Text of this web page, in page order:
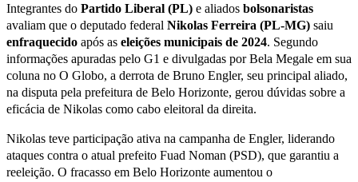
Integrantes do Partido Liberal (PL) e aliados bolsonaristas
avaliam que o deputado federal Nikolas Ferreira (PL-MG) saiu
enfraquecido após as eleições municipais de 2024. Segundo
informações apuradas pelo G1 e divulgadas por Bela Megale em sua
coluna no O Globo, a derrota de Bruno Engler, seu principal aliado,
na disputa pela prefeitura de Belo Horizonte, gerou dúvidas sobre a
eficácia de Nikolas como cabo eleitoral da direita.
Nikolas teve participação ativa na campanha de Engler, liderando
ataques contra o atual prefeito Fuad Noman (PSD), que garantiu a
reeleição. O fracasso em Belo Horizonte aumentou o